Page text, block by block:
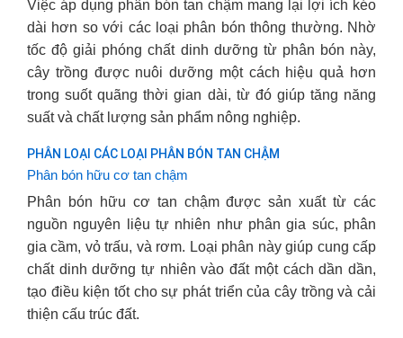
Việc áp dụng phân bón tan chậm mang lại lợi ích kéo
dài hơn so với các loại phân bón thông thường. Nhờ
tốc độ giải phóng chất dinh dưỡng từ phân bón này,
cây trồng được nuôi dưỡng một cách hiệu quả hơn
trong suốt quãng thời gian dài, từ đó giúp tăng năng
suất và chất lượng sản phẩm nông nghiệp.
PHÂN LOẠI CÁC LOẠI PHÂN BÓN TAN CHẬM
Phân bón hữu cơ tan chậm
Phân bón hữu cơ tan chậm được sản xuất từ các
nguồn nguyên liệu tự nhiên như phân gia súc, phân
gia cầm, vỏ trấu, và rơm. Loại phân này giúp cung cấp
chất dinh dưỡng tự nhiên vào đất một cách dần dần,
tạo điều kiện tốt cho sự phát triển của cây trồng và cải
thiện cấu trúc đất.